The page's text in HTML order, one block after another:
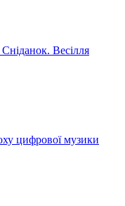
Весілля
цифрової музики